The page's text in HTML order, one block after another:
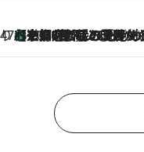
47都道府県の手みやげ ひんやりスイーツで夏を満喫
2026.8.7
【京都府】この夏絶対食べたい 冷やしておいしいおやつ3選 ひと口目から心を掴む新緑の